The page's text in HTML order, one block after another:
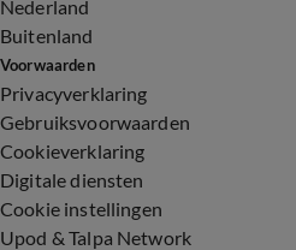
Nederland
Buitenland
Voorwaarden
Privacyverklaring
Gebruiksvoorwaarden
Cookieverklaring
Digitale diensten
Cookie instellingen
Upod & Talpa Network